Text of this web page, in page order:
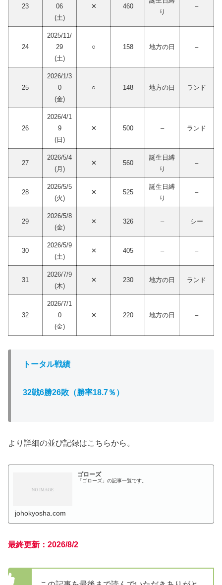
23
06
(土)
✕ 460
り
–
24
2025/11/
29
(土)
○ 158 地方の日 –
25
2026/1/3
0
(金)
○ 148 地方の日 ランド
26
2026/4/1
9
(日)
✕ 500 – ランド
27
2026/5/4
(月)
✕ 560
誕生日縛
り
–
28
2026/5/5
(火)
✕ 525
誕生日縛
り
–
29
2026/5/8
(金)
✕ 326 – シー
30
2026/5/9
(土)
✕ 405 – –
31
2026/7/9
(木)
✕ 230 地方の日 ランド
32
2026/7/1
0
(金)
✕ 220 地方の日 –
トータル戦績
32戦6勝26敗（勝率18.7％）
より詳細の並び記録はこちらから。
ゴローズ
「ゴローズ」の記事一覧です。
johokyosha.com
最終更新： 2026/8/2